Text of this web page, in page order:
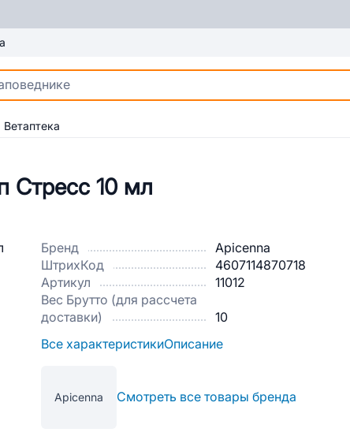
Ветаптека
Стресс 10 мл
Бренд
Apicenna
ШтрихКод
4607114870718
Артикул
11012
Вес Брутто (для рассчета
доставки)
10
Все характеристикиОписание
Apicenna Смотреть все товары бренда